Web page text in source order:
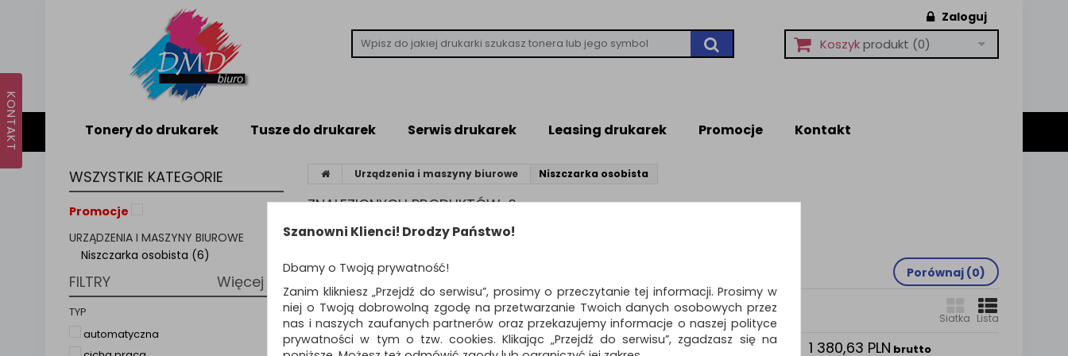
Zaloguj
Koszykprodukt (0)
Tonery do drukarek Tusze do drukarek Serwis drukarek Leasing drukarek Promocje Kontakt
WSZYSTKIE KATEGORIE
Promocje
URZĄDZENIA I MASZYNY BIUROWE
Niszczarka osobista (6)
FILTRY Więcej
TYP
automatyczna
Urządzenia i maszyny biurowe Niszczarka osobista
ZNALEZIONYCH PRODUKTÓW: 6
Porównaj (0)
Sortuj po Standardowe
Siatka Lista
Niszczarka automatyczna
1 380,63 PLN brutto
Szanowni Klienci! Drodzy Państwo!
Dbamy o Twoją prywatność!
Zanim klikniesz „Przejdź do serwisu”, prosimy o przeczytanie tej informacji. Prosimy w
niej o Twoją dobrowolną zgodę na przetwarzanie Twoich danych osobowych przez
nas i naszych zaufanych partnerów oraz przekazujemy informacje o naszej polityce
prywatności w tym o tzw. cookies. Klikając „Przejdź do serwisu”, zgadzasz się na